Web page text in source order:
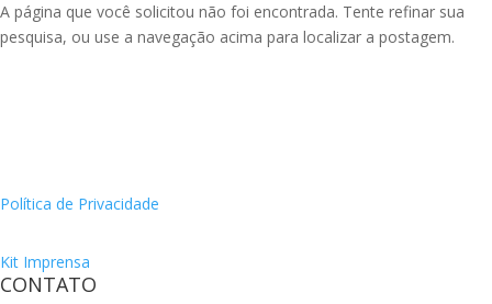
A página que você solicitou não foi encontrada. Tente refinar sua
pesquisa, ou use a navegação acima para localizar a postagem.
Política de Privacidade
Kit Imprensa
CONTATO